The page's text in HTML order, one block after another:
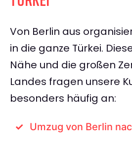
Von Berlin aus
in die ganze Türkei.
Nähe und die großen
Landes fragen unsere
besonders häufig an:
Umzug von Berlin